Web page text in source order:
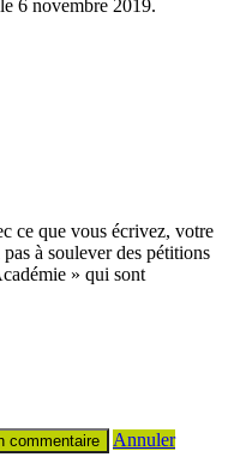
le 6 novembre 2019.
ce que vous écrivez, votre
à soulever des pétitions
» qui sont
Annuler